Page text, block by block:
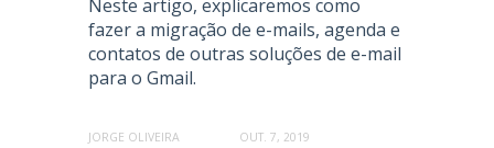
Neste artigo, explicaremos como
fazer a migração de e-mails, agenda e
contatos de outras soluções de e-mail
para o Gmail.
JORGE OLIVEIRA OUT. 7, 2019